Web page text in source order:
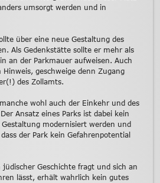
umsorgt werden und in
über eine neue Gestaltung des
Als Gedenkstätte sollte er mehr als
an der Parkmauer aufweisen. Auch
geschweige denn Zugang
des Zollamts.
wohl auch der Einkehr und des
Ansatz eines Parks ist dabei kein
modernisiert werden und
der Park kein Gefahrenpotential
Geschichte fragt und sich an
lässt, erhält wahrlich kein gutes